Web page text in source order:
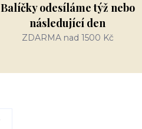
Balíčky odesíláme týž nebo
následující den
ZDARMA nad 1500 Kč